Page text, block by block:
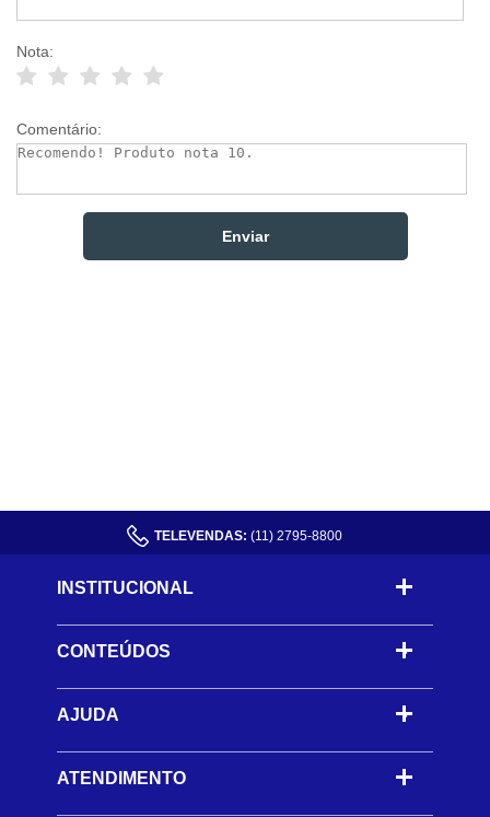
Nota:
Comentário:
TELEVENDAS: (11) 2795-8800
INSTITUCIONAL
CONTEÚDOS -
AJUDA -
ATENDIMENTO